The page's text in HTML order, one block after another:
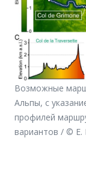
Возможные
Альпы, с
профилей
вариантов / © E.